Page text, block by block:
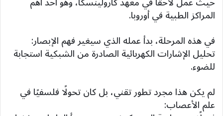
المراكز الطبية في أوروبا.
في هذه المرحلة، بدأ عمله الذي سيغير فهم الإبصار:
تحليل الإشارات الكهربائية الصادرة من الشبكية استجابة
للضوء.
لم يكن هذا مجرد تطور تقني، بل كان تحولًا فلسفيًا في
علم الأعصاب: